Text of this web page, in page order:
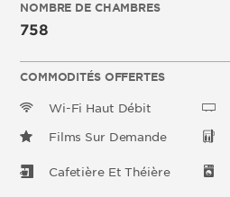
NOMBRE DE CHAMBRES
758
COMMODITÉS OFFERTES
Wi-Fi Haut Débit
Films Sur Demande
Cafetière Et Théière